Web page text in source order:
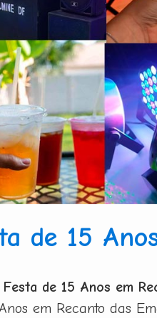
de 15
de 15 Anos em
em Recanto das